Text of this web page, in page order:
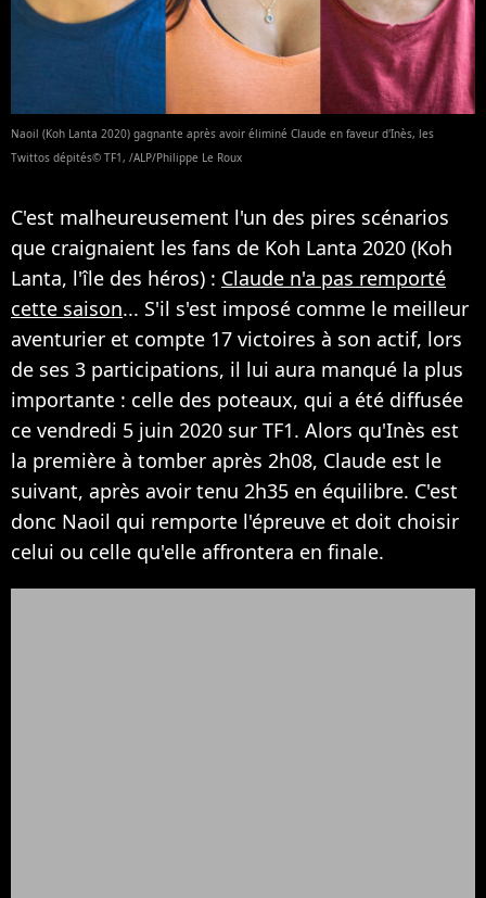
Naoil (Koh Lanta 2020) gagnante après avoir éliminé Claude en faveur d'Inès, les
Twittos dépités© TF1, /ALP/Philippe Le Roux
C'est malheureusement l'un des pires scénarios
que craignaient les fans de Koh Lanta 2020 (Koh
Lanta, l'île des héros) : Claude n'a pas remporté
cette saison... S'il s'est imposé comme le meilleur
aventurier et compte 17 victoires à son actif, lors
de ses 3 participations, il lui aura manqué la plus
importante : celle des poteaux, qui a été diffusée
ce vendredi 5 juin 2020 sur TF1. Alors qu'Inès est
la première à tomber après 2h08, Claude est le
suivant, après avoir tenu 2h35 en équilibre. C'est
donc Naoil qui remporte l'épreuve et doit choisir
celui ou celle qu'elle affrontera en finale.